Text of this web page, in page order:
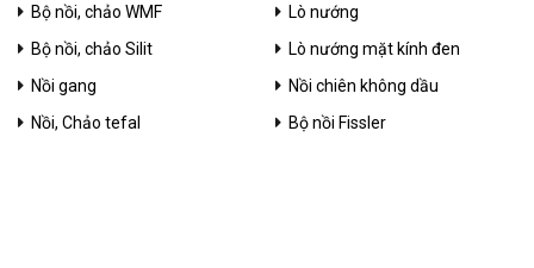
Bộ nồi, chảo WMF
Bộ nồi, chảo Silit
Nồi gang
Nồi, Chảo tefal
Lò nướng
Lò nướng mặt kính đen
Nồi chiên không dầu
Bộ nồi Fissler